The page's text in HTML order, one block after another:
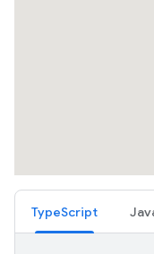
TypeScript